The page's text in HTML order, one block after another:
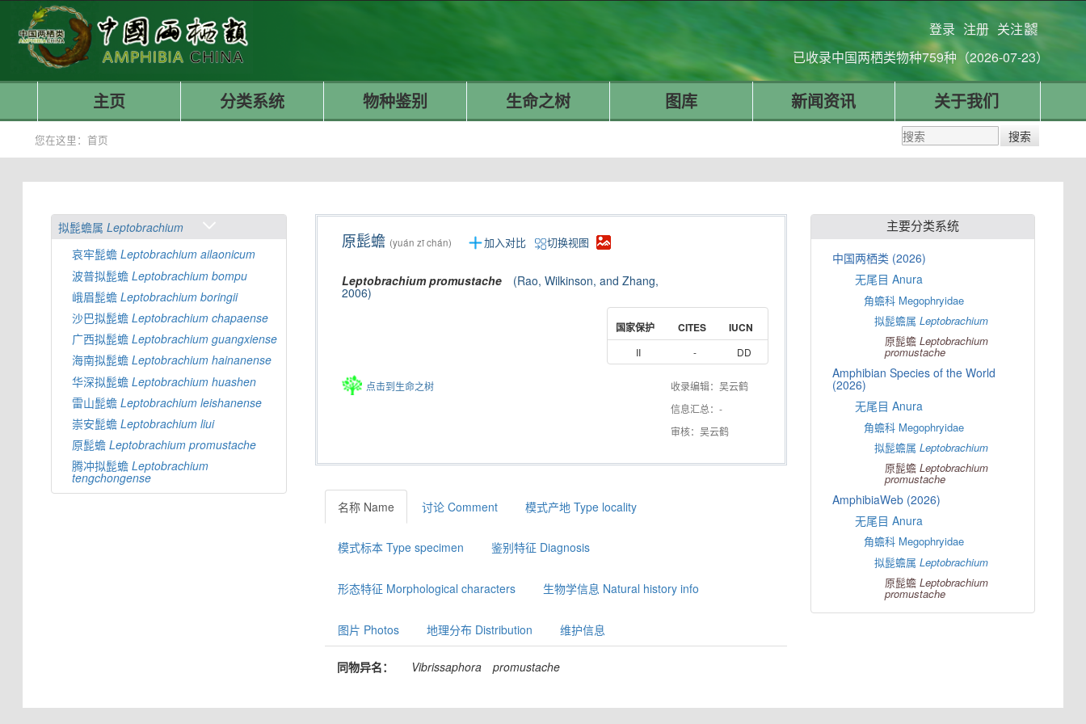
登录 注册 关注
已收录中国两栖类物种759种（2026-07-23）
主页 分类系统 物种鉴别 生命之树 图库 新闻资讯 关于我们
您在这里：首页
拟髭蟾属Leptobrachium
哀牢髭蟾Leptobrachium ailaonicum
波普拟髭蟾Leptobrachium bompu
峨眉髭蟾Leptobrachium boringii
沙巴拟髭蟾Leptobrachium chapaense
广西拟髭蟾Leptobrachium guangxiense
海南拟髭蟾Leptobrachium hainanense
华深拟髭蟾Leptobrachium huashen
雷山髭蟾Leptobrachium leishanense
崇安髭蟾Leptobrachium liui
原髭蟾Leptobrachium promustache
腾冲拟髭蟾Leptobrachium
tengchongense
原髭蟾 (yuán zī chán) 加入对比 切换视图
Leptobrachium promustache (Rao, Wilkinson, and Zhang,
2006)
国家保护 CITES IUCN
II - DD
点击到生命之树
收录编辑：吴云鹤
信息汇总：-
审核：吴云鹤
名称 Name 讨论 Comment 模式产地 Type locality
模式标本 Type specimen 鉴别特征 Diagnosis
形态特征 Morphological characters 生物学信息 Natural history info
图片 Photos 地理分布 Distribution 维护信息
同物异名： Vibrissaphora promustache
主要分类系统
中国两栖类 (2026)
无尾目 Anura
角蟾科 Megophryidae
拟髭蟾属Leptobrachium
原髭蟾Leptobrachium
promustache
Amphibian Species of the World
(2026)
无尾目 Anura
角蟾科 Megophryidae
拟髭蟾属Leptobrachium
原髭蟾Leptobrachium
promustache
AmphibiaWeb (2026)
无尾目 Anura
角蟾科 Megophryidae
拟髭蟾属Leptobrachium
原髭蟾Leptobrachium
promustache